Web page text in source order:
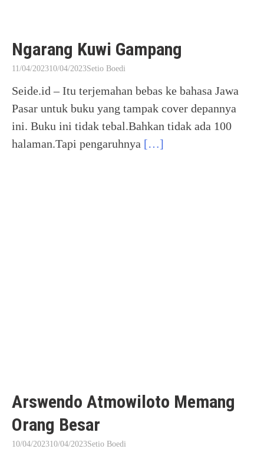
Ngarang Kuwi Gampang
11/04/202310/04/2023Setio Boedi
Seide.id – Itu terjemahan bebas ke bahasa Jawa
Pasar untuk buku yang tampak cover depannya
ini. Buku ini tidak tebal.Bahkan tidak ada 100
halaman.Tapi pengaruhnya […]
Arswendo Atmowiloto Memang
Orang Besar
10/04/202310/04/2023Setio Boedi